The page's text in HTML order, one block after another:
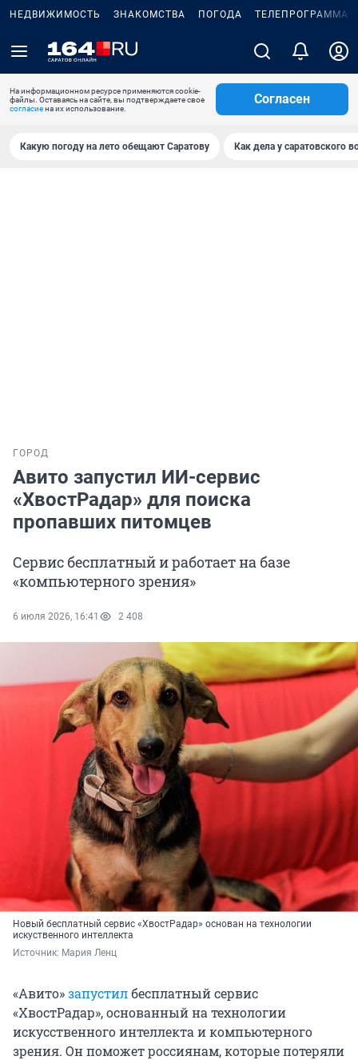
НЕДВИЖИМОСТЬ ЗНАКОМСТВА ПОГОДА ТЕЛЕПРОГРАММА
На информационном ресурсе применяются cookie-
файлы. Оставаясь на сайте, вы подтверждаете свое
согласиена их использование.
Согласен
Какую погоду на лето обещают Саратову Как дела у саратовского
ГОРОД
Авито запустил ИИ-сервис
«ХвостРадар» для поиcка
пропавших питомцев
Сервис бесплатный и работает на базе
«компьютерного зрения»
6 июля 2026, 16:41 2 408
Новый бесплатный сервис «ХвостРадар» основан на технологии
искуственного интеллекта
Источник: Мария Ленц
«Авито»запустилбесплатный сервис
«ХвостРадар», основанный на технологии
искусственного интеллекта и компьютерного
зрения. Он поможет россиянам, которые потеряли